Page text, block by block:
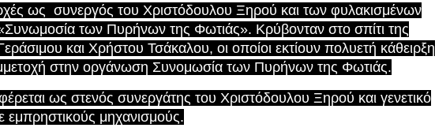
ως συνεργός του Χριστόδουλου Ξηρού και των φυλακισμένων
των Πυρήνων της Φωτιάς». Κρύβονταν στο σπίτι της
και Χρήστου Τσάκαλου, οι οποίοι εκτίουν πολυετή κάθειρξη
στην οργάνωση Συνομωσία των Πυρήνων της Φωτιάς.
ως στενός συνεργάτης του Χριστόδουλου Ξηρού και γενετικό
εμπρηστικούς μηχανισμούς.